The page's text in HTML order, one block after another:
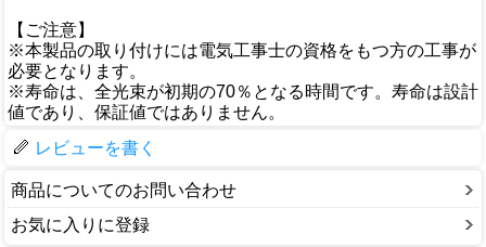
【ご注意】
※本製品の取り付けには電気工事士の資格をもつ方の工事が
必要となります。
※寿命は、全光束が初期の70％となる時間です。寿命は設計
値であり、保証値ではありません。
レビューを書く
商品についてのお問い合わせ
お気に入りに登録